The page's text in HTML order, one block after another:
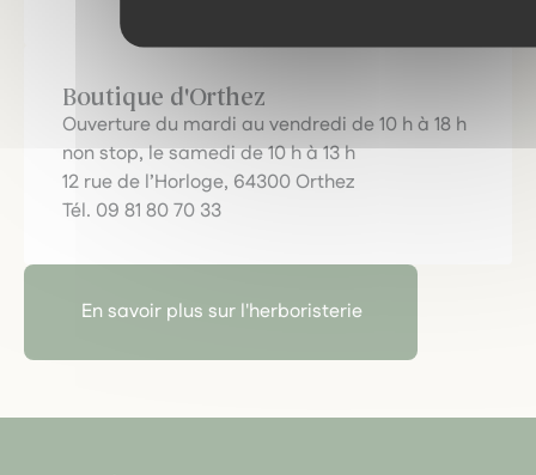
Boutique d'Orthez
Ouverture du mardi au vendredi de 10 h à 18 h
non stop, le samedi de 10 h à 13 h
12 rue de l’Horloge, 64300 Orthez
Tél. 09 81 80 70 33
En savoir plus sur l'herboristerie